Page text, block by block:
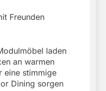
Freunden
laden
an warmen
eine stimmige
Dining sorgen